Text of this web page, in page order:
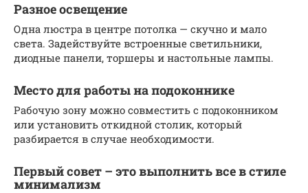
Разное освещение
Одна люстра в центре потолка — скучно и мало
света. Задействуйте встроенные светильники,
диодные панели, торшеры и настольные лампы.
Место для работы на подоконнике
Рабочую зону можно совместить с подоконником
или установить откидной столик, который
разбирается в случае необходимости.
Первый совет – это выполнить все в стиле
минимализм